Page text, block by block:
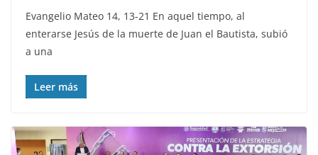
Evangelio Mateo 14, 13-21 En aquel tiempo, al
enterarse Jesús de la muerte de Juan el Bautista, subió
a una
Leer más